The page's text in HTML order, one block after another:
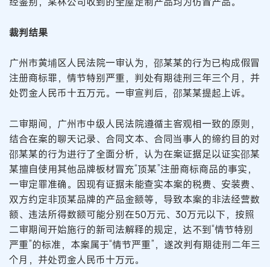
裁判结果
广州市黄埔区人民法院一审认为，邵某某的行为已构成假冒
注册商标罪，情节特别严重，判处有期徒刑三年三个月，并
处罚金人民币十五万元。一审宣判后，邵某某提起上诉。
二审期间，广州市中级人民法院遵循主客观相一致的原则，
结合在案的聊天记录、合同文本、合同当事人的缔约目的对
邵某某的行为进行了全面分析，认为在案证据足以证实邵某
某擅自使用其他品牌板材冒充“顶某”注册商标商品的事实，
一审定罪准确。因现有证据未能查实本案的税费、安装费、
双方约定非顶某品牌的产品金额等，导致本案的非法经营数
额、违法所得数额可能分别在50万元、30万元以下，按照
二审期间开始施行的新司法解释的规定，达不到“情节特别
严重”的标准，本案属于“情节严重”，遂改判有期徒刑二年三
个月，并处罚金人民币十万元。